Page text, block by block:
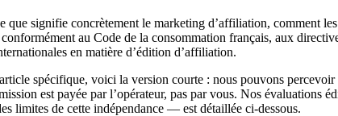
que signifie concrètement le marketing d’affiliation,
au Code de la consommation français, aux
en matière d’édition d’affiliation.
spécifique, voici la version courte : nous pouvons
est payée par l’opérateur, pas par vous. Nos évaluations
limites de cette indépendance — est détaillée ci-dessous.